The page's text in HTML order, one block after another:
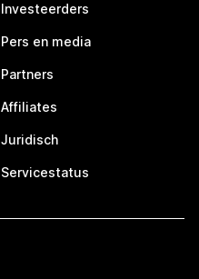
Investeerders
Pers en media
Partners
Affiliates
Juridisch
Servicestatus